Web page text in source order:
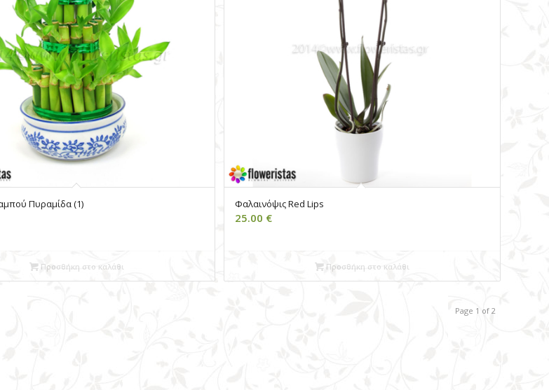
Πυραμίδα (1)
Προσθήκη στο καλάθι
Φαλαινόψις Red Lips
25.00 €
Προσθήκη στο καλάθι
Page 1 of 2